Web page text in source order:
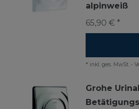
alpinweiß
65,90 € *
* inkl. ges. MwSt. -
Grohe